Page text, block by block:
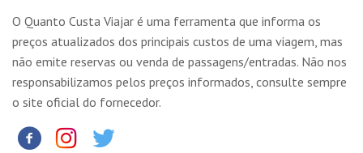
O Quanto Custa Viajar é uma ferramenta que informa os
preços atualizados dos principais custos de uma viagem, mas
não emite reservas ou venda de passagens/entradas. Não nos
responsabilizamos pelos preços informados, consulte sempre
o site oficial do fornecedor.